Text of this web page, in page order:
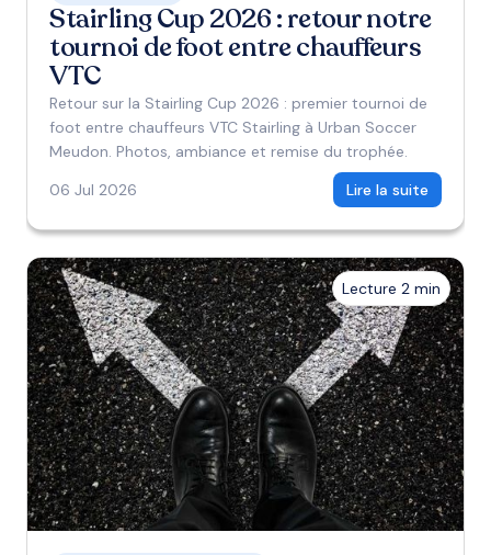
Stairling Cup 2026 : retour notre
tournoi de foot entre chauffeurs
VTC
Retour sur la Stairling Cup 2026 : premier tournoi de
foot entre chauffeurs VTC Stairling à Urban Soccer
Meudon. Photos, ambiance et remise du trophée.
06 Jul 2026
Lire la suite
Lecture 2 min